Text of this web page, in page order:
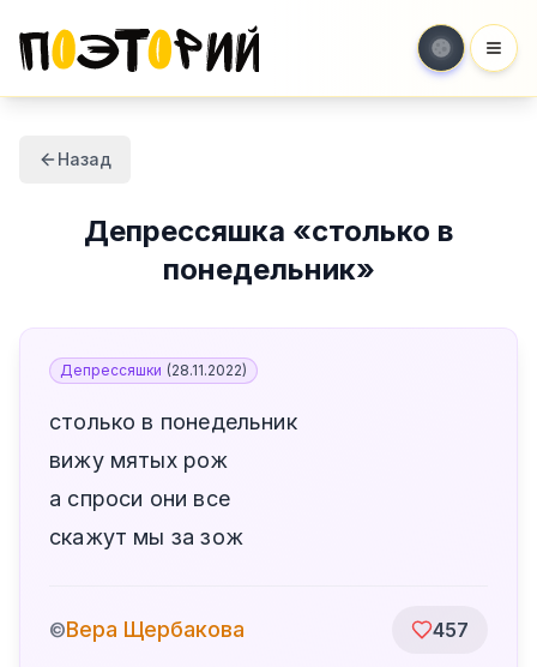
Назад
Депрессяшка «столько в
понедельник»
Депрессяшки (28.11.2022)
столько в понедельник
вижу мятых рож
а спроси они все
скажут мы за зож
©Вера Щербакова 457